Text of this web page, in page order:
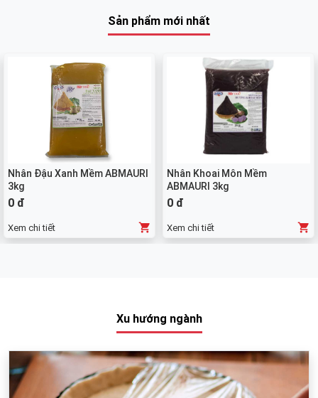
Sản phẩm mới nhất
Nhân Đậu Xanh Mềm ABMAURI
3kg
0 đ
Xem chi tiết
Nhân Khoai Môn Mềm
ABMAURI 3kg
0 đ
Xem chi tiết
Xu hướng ngành